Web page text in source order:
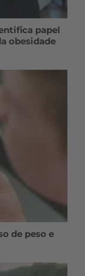
papel
obesidade
de peso e